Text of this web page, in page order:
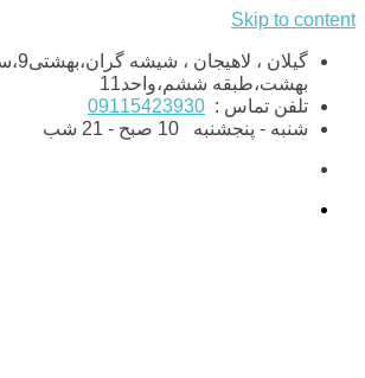
Skip to content
گیلان ،
بهشت،طبقه ششم،واحد11
تلفن تماس : 09115423930
شنبه - پنجشنبه